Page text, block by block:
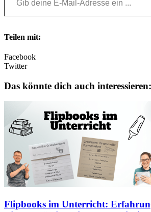
Teilen mit:
Facebook
Twitter
Das könnte dich auch interessieren:
Flipbooks im Unterricht: